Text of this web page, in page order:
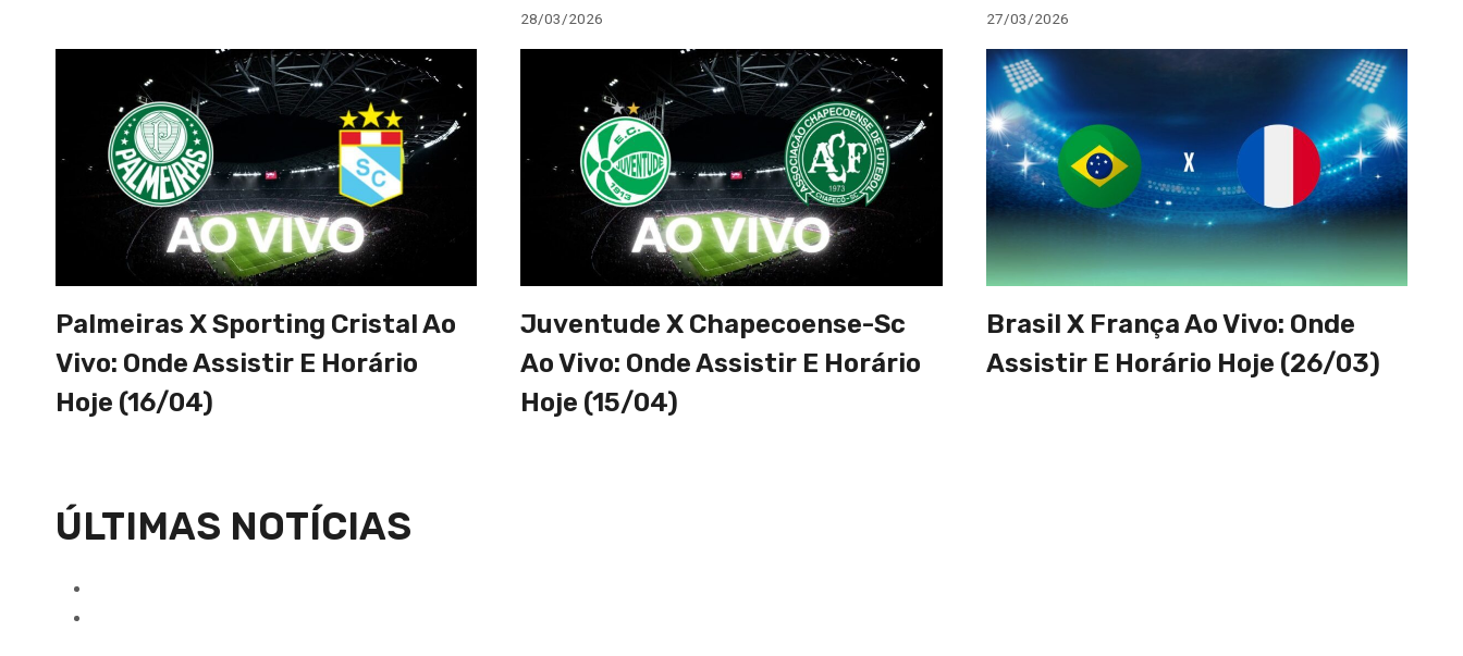
28/03/2026 27/03/2026
Palmeiras X Sporting Cristal Ao
Vivo: Onde Assistir E Horário
Hoje (16/04)
Juventude X Chapecoense-Sc
Ao Vivo: Onde Assistir E Horário
Hoje (15/04)
Brasil X França Ao Vivo: Onde
Assistir E Horário Hoje (26/03)
ÚLTIMAS NOTÍCIAS